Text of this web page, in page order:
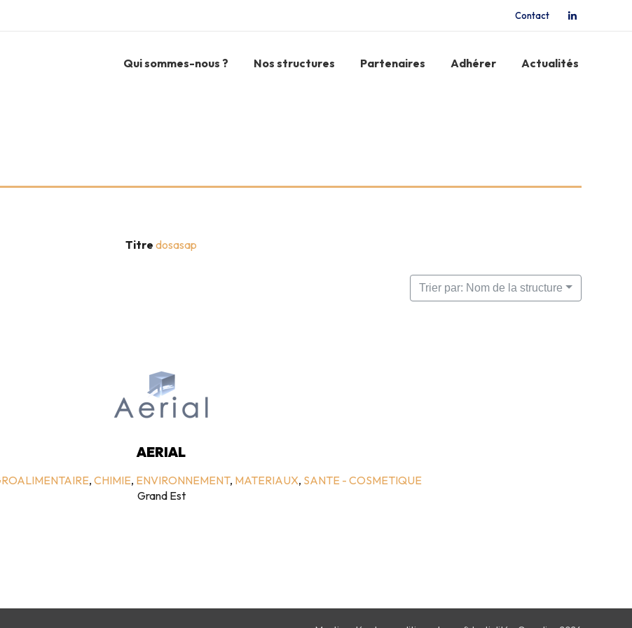
Contact
LinkedIn
Qui sommes-nous ? Nos structures Partenaires Adhérer Actualités
Titre dosasap
Trier par: Nom de la structure
AERIAL
, CHIMIE, ENVIRONNEMENT, MATERIAUX, SANTE - COSMETIQUE
Grand Est